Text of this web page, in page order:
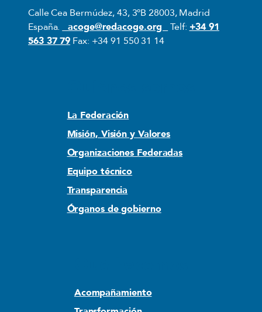
Calle Cea Bermúdez, 43, 3ºB 28003, Madrid
España.
acoge@redacoge.org Telf: +34 91
563 37 79 Fax: +34 91 550 31 14
La Federación
Misión, Visión y Valores
Organizaciones Federadas
Equipo técnico
Transparencia
Órganos de gobierno
Acompañamiento